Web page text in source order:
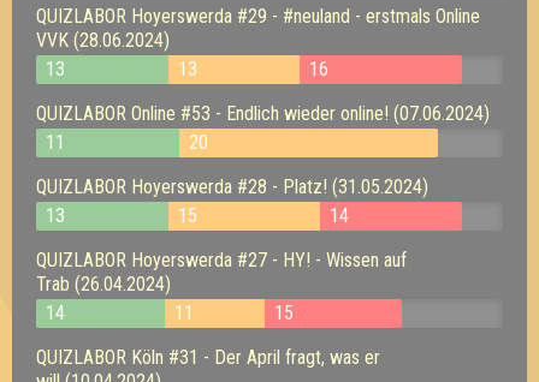
QUIZLABOR Hoyerswerda #29 - #neuland - erstmals Online
VVK (28.06.2024)
13
13
16
QUIZLABOR Online #53 - Endlich wieder online! (07.06.2024)
11
20
QUIZLABOR Hoyerswerda #28 - Platz! (31.05.2024)
13
15
14
QUIZLABOR Hoyerswerda #27 - HY! - Wissen auf
Trab (26.04.2024)
14
11
15
QUIZLABOR Köln #31 - Der April fragt, was er